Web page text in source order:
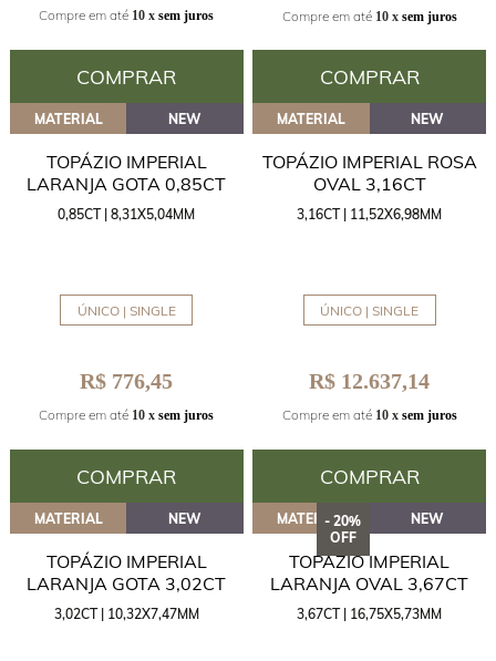
Compre em até 10 x sem juros
COMPRAR
Compre em até 10 x sem juros
COMPRAR
MATERIAL NEW
TOPÁZIO IMPERIAL
LARANJA GOTA 0,85CT
0,85CT | 8,31X5,04MM
ÚNICO | SINGLE
R$ 776,45
Compre em até 10 x sem juros
COMPRAR
MATERIAL NEW
TOPÁZIO IMPERIAL ROSA
OVAL 3,16CT
3,16CT | 11,52X6,98MM
ÚNICO | SINGLE
R$ 12.637,14
Compre em até 10 x sem juros
COMPRAR
MATERIAL NEW
TOPÁZIO IMPERIAL
LARANJA GOTA 3,02CT
3,02CT | 10,32X7,47MM
- 20%
OFF
MATERIAL NEW
TOPÁZIO IMPERIAL
LARANJA OVAL 3,67CT
3,67CT | 16,75X5,73MM